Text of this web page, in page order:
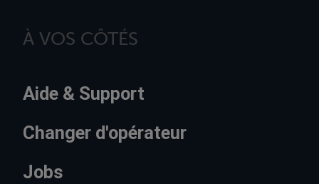
À VOS CÔTÉS
Aide & Support
Changer d'opérateur
Jobs